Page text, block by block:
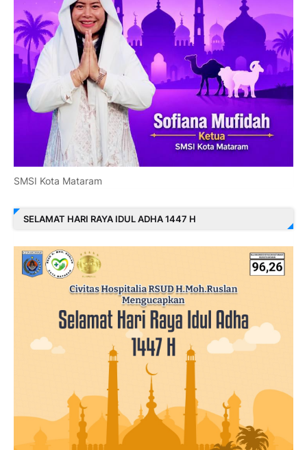
SMSI Kota Mataram
SELAMAT HARI RAYA IDUL ADHA 1447 H